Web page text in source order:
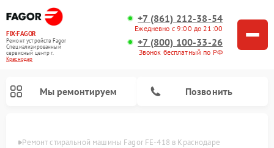
FIX-FAGOR
Ремонт устройств Fagor
Специализированный
cервисный центр г.
Краснодар
+7 (861) 212-38-54
Ежедневно с 9:00 до 21:00
+7 (800) 100-33-26
Звонок бесплатный по РФ
Мы ремонтируем Позвонить
Ремонт стиральной машины Fagor FE-418 в Краснодаре